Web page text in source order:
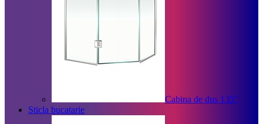
Cabina de dus 135°
Sticla bucatarie